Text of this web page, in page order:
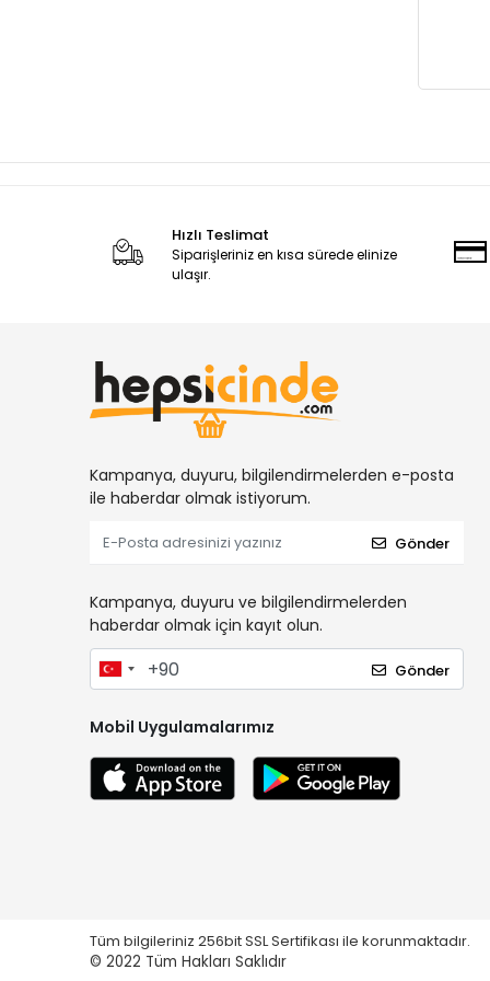
Hızlı Teslimat
Siparişleriniz en kısa sürede elinize
ulaşır.
Kampanya, duyuru, bilgilendirmelerden e-posta
ile haberdar olmak istiyorum.
Gönder
Kampanya, duyuru ve bilgilendirmelerden
haberdar olmak için kayıt olun.
Gönder
Mobil Uygulamalarımız
Tüm bilgileriniz 256bit SSL Sertifikası ile korunmaktadır.
© 2022 Tüm Hakları Saklıdır